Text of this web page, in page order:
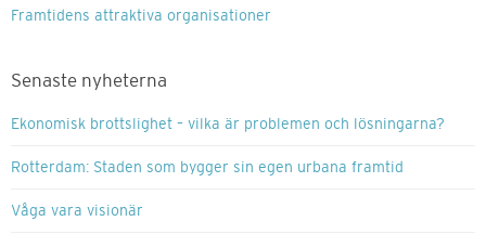
Framtidens attraktiva organisationer
Senaste nyheterna
Ekonomisk brottslighet – vilka är problemen och lösningarna?
Rotterdam: Staden som bygger sin egen urbana framtid
Våga vara visionär